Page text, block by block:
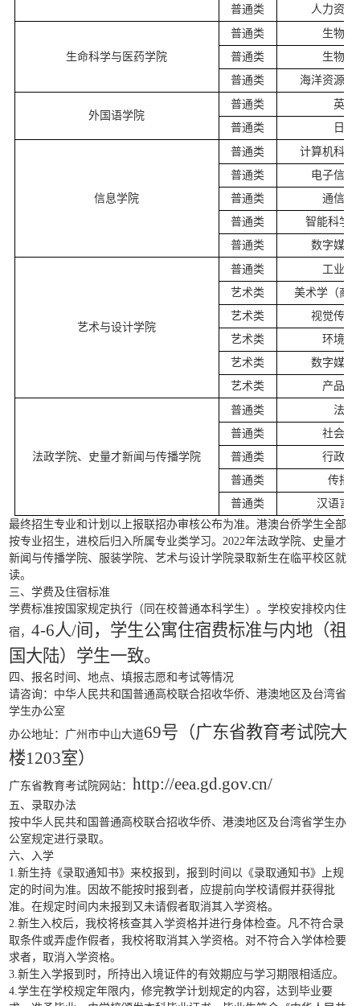
普通类
人力资源
生命科学与医药学院
普通类
生物技
普通类
生物制
普通类
海洋资源开
外国语学院
普通类
英语
普通类
日语
信息学院
普通类
计算机科学
普通类
电子信息
普通类
通信工
普通类
智能科学
普通类
数字媒体
艺术与设计学院
普通类
工业设
艺术类
美术学（商
艺术类
视觉传达
艺术类
环境设
艺术类
数字媒体
艺术类
产品设
法政学院、史量才新闻与传播学院
普通类
法学
普通类
社会工
普通类
行政管
普通类
传播
普通类
汉语言
最终招生专业和计划以上报联招办审核公布为准。港澳台侨学生全部
按专业招生，进校后归入所属专业类学习。2022年法政学院、 史量才
新闻与传播学院、 服装学院、艺术与设计学院录取新生在临平校区就
读。
三、学费及住宿标准
学费标准按国家规定执行（同在校普通本科学生）。学校安排校内住
宿，4-6人/间，学生公寓住宿费标准与内地（祖
国大陆）学生一致。
四、报名时间、地点、填报志愿和考试等情况
请咨询：中华人民共和国普通高校联合招收华侨、港澳地区及台湾省
学生办公室
办公地址：广州市中山大道69号（广东省教育考试院大
楼1203室）
广东省教育考试院网站：http://eea.gd.gov.cn/
五、录取办法
按中华人民共和国普通高校联合招收华侨、港澳地区及台湾省学生办
公室规定进行录取。
六、入学
1.新生持《录取通知书》来校报到，报到时间以《录取通知书》上规
定的时间为准。因故不能按时报到者，应提前向学校请假并获得批
准。在规定时间内未报到又未请假者取消其入学资格。
2.新生入校后，我校将核查其入学资格并进行身体检查。凡不符合录
取条件或弄虚作假者，我校将取消其入学资格。对不符合入学体检要
求者，取消入学资格。
3.新生入学报到时，所持出入境证件的有效期应与学习期限相适应。
4.学生在学校规定年限内，修完教学计划规定的内容，达到毕业要